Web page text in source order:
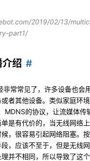
2019/02/13/
part1/
绍
非常常见了，许多设备也会
者其他设备。类似家庭环
MDNS的协议，让流媒体传
是有代价的，当无线网络
，很容易引起网络阻塞。
，应该不至于，但是无线
并不相同，所以导致了这个